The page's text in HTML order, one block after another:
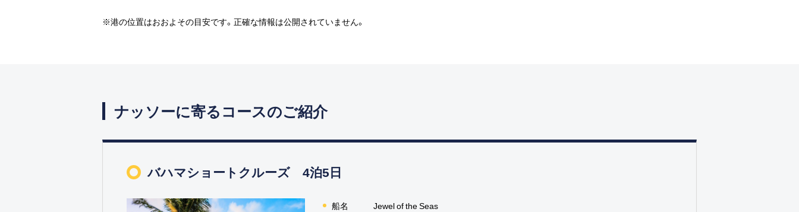
※港の位置はおおよその目安です。正確な情報は公開されていません。
ナッソーに寄るコースのご紹介
バハマショートクルーズ 4泊5日
船名 Jewel of the Seas